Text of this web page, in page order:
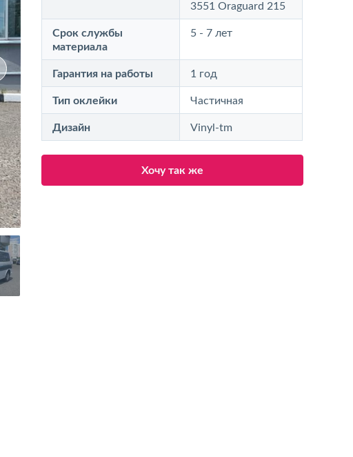
3551 Oraguard 215
Срок службы
материала
5 - 7 лет
Гарантия на работы 1 год
Тип оклейки Частичная
Дизайн Vinyl-tm
Хочу так же